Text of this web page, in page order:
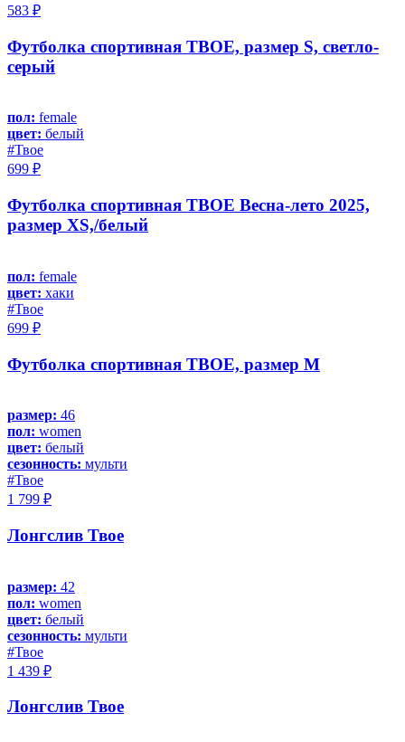
583 ₽
Футболка спортивная ТВОЕ, размер S, светло-
серый
пол: female
цвет: белый
#Твое
699 ₽
Футболка спортивная ТВОЕ Весна-лето 2025,
размер XS,/белый
пол: female
цвет: хаки
#Твое
699 ₽
Футболка спортивная ТВОЕ, размер M
размер: 46
пол: women
цвет: белый
сезонность: мульти
#Твое
1 799 ₽
Лонгслив Твое
размер: 42
пол: women
цвет: белый
сезонность: мульти
#Твое
1 439 ₽
Лонгслив Твое